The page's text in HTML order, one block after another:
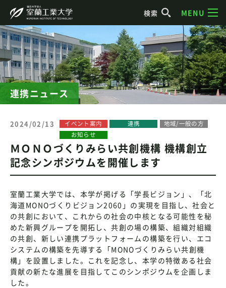
検索 MENU
連携ニュース
2024/02/13 イベント案内 連携
地域/一般の方
お知らせ
ＭＯＮＯづくりみらい共創機構 機構創立
記念シンポジウムを開催します
室蘭工業大学では、本学が掲げる「学長ビジョン」、「北
海道MONOづくりビジョン2060」の実現を目指し、社会と
の共創において、これからの社会の中核となる可能性を秘
めた新興グループを開拓し、共創の場の構築、組織対組織
の共創、新しい連携プラットフォームの構築を行い、エコ
システムの構築を先導する「MONOづくりみらい共創機
構」を設置しました。これを記念し、本学の特徴ある社会
貢献の新たな進展を目指してこのシンポジウムを企画しま
した。